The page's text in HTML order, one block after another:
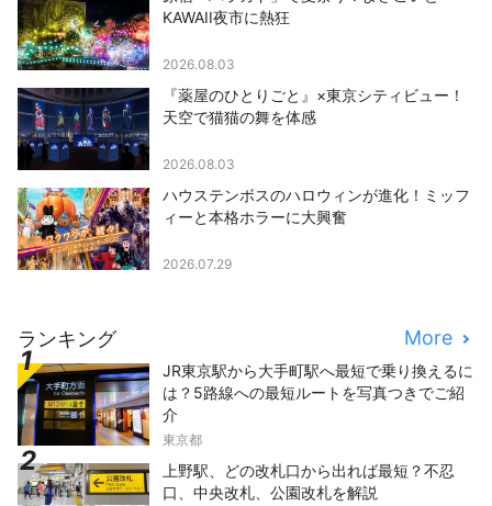
KAWAII夜市に熱狂
2026.08.03
『薬屋のひとりごと』×東京シティビュー！
天空で猫猫の舞を体感
2026.08.03
ハウステンボスのハロウィンが進化！ミッフ
ィーと本格ホラーに大興奮
2026.07.29
ランキング More
JR東京駅から大手町駅へ最短で乗り換えるに
は？5路線への最短ルートを写真つきでご紹
介
東京都
上野駅、どの改札口から出れば最短？不忍
口、中央改札、公園改札を解説